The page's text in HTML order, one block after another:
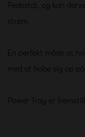
Pedestal, og kan
strøm.
En perfekt måde at
med at hobe sig op
Power Tray er